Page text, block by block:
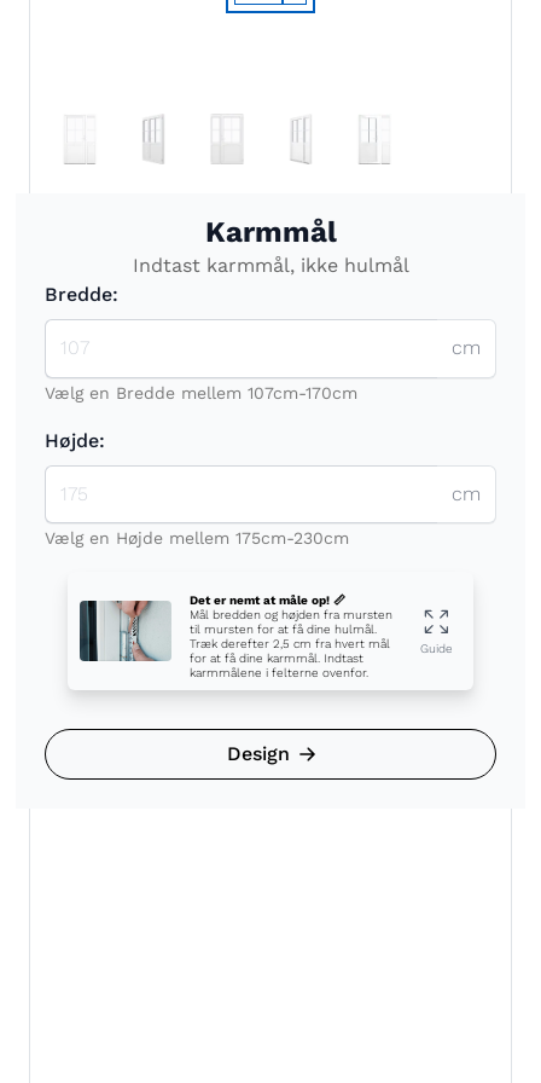
Karmmål
Indtast karmmål, ikke hulmål
Bredde:
cm
Vælg en Bredde mellem 107cm-170cm
Højde:
cm
Vælg en Højde mellem 175cm-230cm
Det er nemt at måle op! 📏
Mål bredden og højden fra mursten
til mursten for at få dine hulmål.
Træk derefter 2,5 cm fra hvert mål
for at få dine karmmål. Indtast
karmmålene i felterne ovenfor.
Guide
Design